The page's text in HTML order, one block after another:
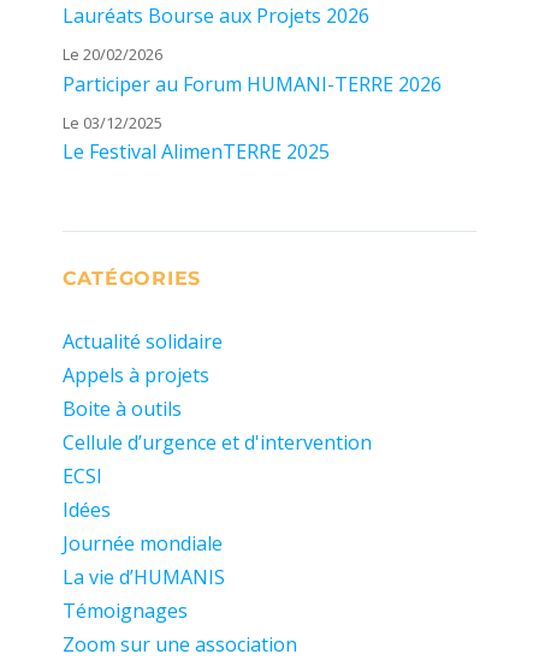
Lauréats Bourse aux Projets 2026
Le 20/02/2026
Participer au Forum HUMANI-TERRE 2026
Le 03/12/2025
Le Festival AlimenTERRE 2025
CATÉGORIES
Actualité solidaire
Appels à projets
Boite à outils
Cellule d’urgence et d'intervention
ECSI
Idées
Journée mondiale
La vie d’HUMANIS
Témoignages
Zoom sur une association